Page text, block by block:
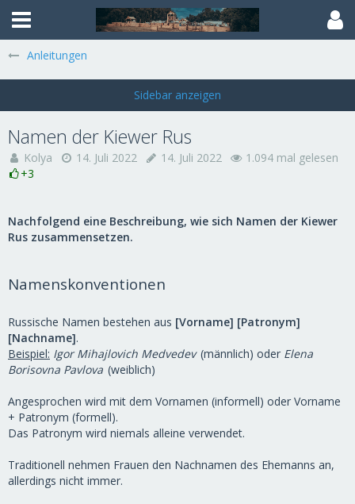
Anleitungen
Namen der Kiewer Rus
Kolya 14. Juli 2022 14. Juli 2022
1.094 mal gelesen
+3
​Nachfolgend eine Beschreibung, wie sich Namen der Kiewer
Rus zusammensetzen.
Namenskonventionen
Russische Namen bestehen aus [Vorname] [Patronym]
[Nachname].
Beispiel: Igor Mihajlovich Medvedev (männlich) oder Elena
Borisovna Pavlova (weiblich)
Angesprochen wird mit dem Vornamen (informell) oder Vorname
+ Patronym (formell).
Das Patronym wird niemals alleine verwendet.
Traditionell nehmen Frauen den Nachnamen des Ehemanns an,
allerdings nicht immer.